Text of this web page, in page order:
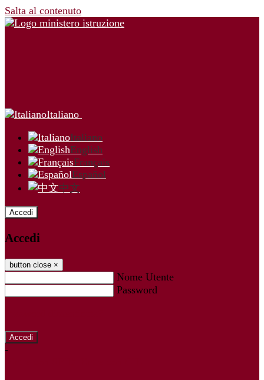
Salta al contenuto
Italiano
Italiano
English
Français
Español
中文
Accedi
Accedi
button close ×
Nome Utente
Password
-